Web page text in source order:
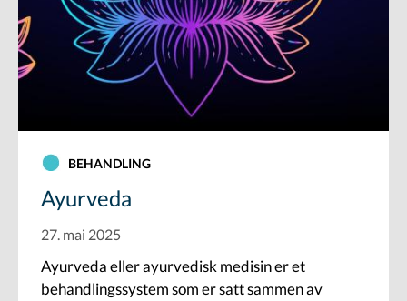
BEHANDLING
Ayurveda
27. mai 2025
Ayurveda eller ayurvedisk medisin er et
behandlingssystem som er satt sammen av